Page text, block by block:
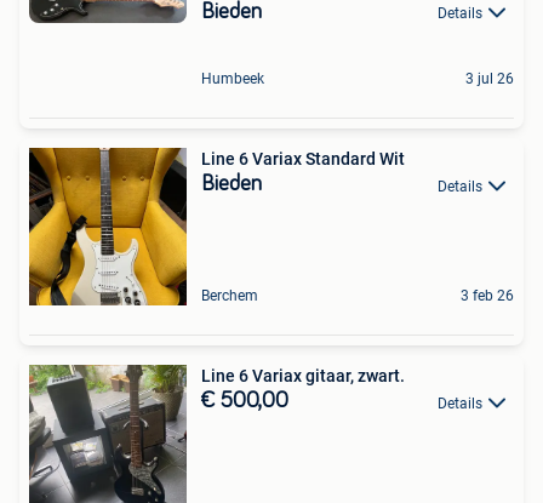
Bieden Details
Humbeek 3 jul 26
Line 6 Variax Standard Wit
Bieden Details
Berchem 3 feb 26
Line 6 Variax gitaar, zwart.
€ 500,00 Details